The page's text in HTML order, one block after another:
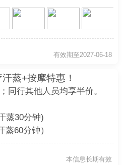
Traders, Companies,
Tax Planning
有效期至2027-06-18
蒸+按摩特惠！
同行其他人员均享半价。
蒸30分钟)
60分钟）
本信息长期有效